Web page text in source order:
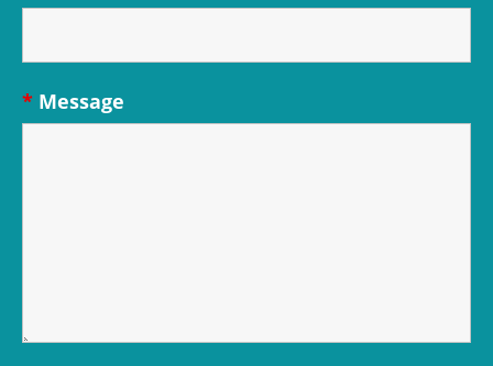
Message
*